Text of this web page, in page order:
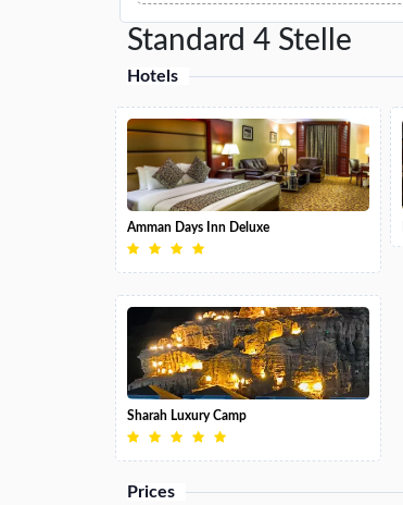
Standard 4 Stelle
Hotels
Amman Days Inn Deluxe
Sharah Luxury Camp
Prices